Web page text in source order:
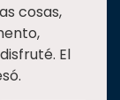
cosas,
El